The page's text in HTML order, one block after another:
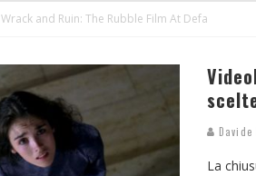
CONTRIBUTORS
Wrack and Ruin: The Rubble Film At Defa
La